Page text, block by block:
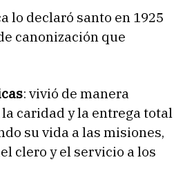
lo declaró santo en 1925
canonización que
: vivió de manera
caridad y la entrega total
su vida a las misiones,
clero y el servicio a los